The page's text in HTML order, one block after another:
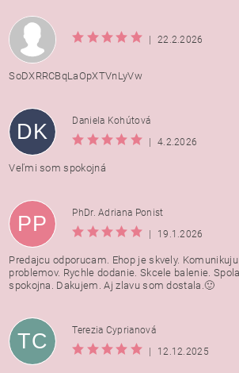
| 22.2.2026
SoDXRRCBqLaOpXTVnLyVw
DK
Daniela Kohútová
|
4.2.2026
Veľmi som spokojná
PP
PhDr. Adriana Ponist
|
19.1.2026
Predajcu odporucam. Ehop je skvely.
problemov. Rychle dodanie. Skcele balenie.
spokojna. Dakujem. Aj zlavu som dostala.🙂
TC
Terezia Cyprianová
|
12.12.2025